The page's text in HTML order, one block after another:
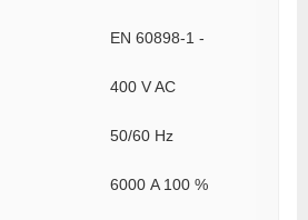
EN 60898-1 -
400 V AC
50/60 Hz
6000 A 100 %